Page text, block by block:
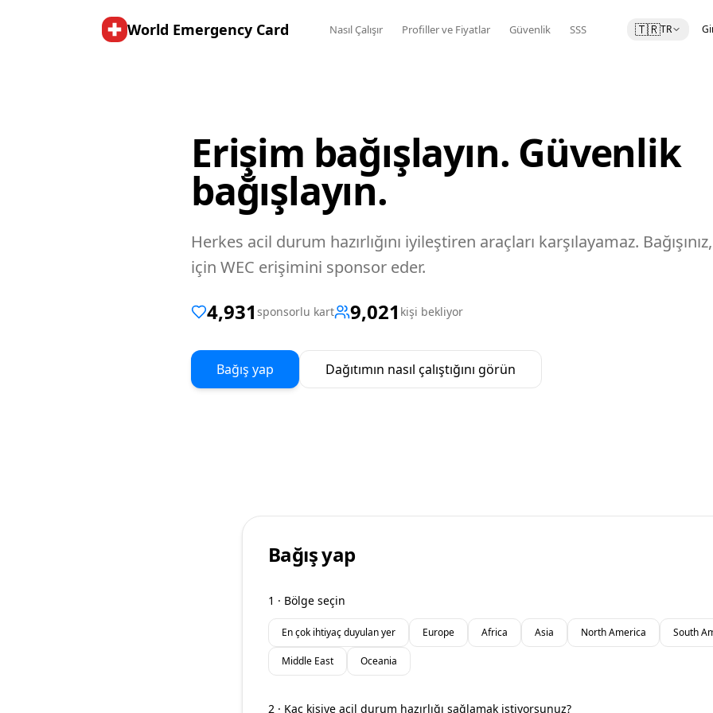
World Emergency Card Nasıl Çalışır Profiller ve Fiyatlar Güvenlik SSS 🇹🇷TR
Erişim bağışlayın. Güvenlik
bağışlayın.
Herkes acil durum hazırlığını iyileştiren araçları karşılayamaz.
için WEC erişimini sponsor eder.
4,931 sponsorlu kart 9,021 kişi bekliyor
Bağış yap Dağıtımın nasıl çalıştığını görün
Bağış yap
1 · Bölge seçin
En çok ihtiyaç duyulan yer Europe Africa Asia North America South
Middle East Oceania
2 · Kaç kişiye acil durum hazırlığı sağlamak istiyorsunuz?